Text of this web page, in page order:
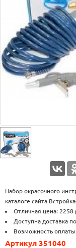
Возврат
обмен
Акции
Контакты
Набор окрасочного
каталоге сайта
Отличная цена: 2258
Доступна доставка
Возможность
Артикул 351040